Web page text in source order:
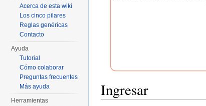
Ingresar
Acerca de esta wiki
Los cinco pilares
Reglas genéricas
Contacto
Ayuda
Tutorial
Cómo colaborar
Preguntas frecuentes
Más ayuda
Herramientas